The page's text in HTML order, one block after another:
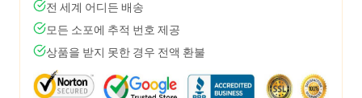
전 세계 어디든 배송
모든 소포에 추적 번호 제공
상품을 받지 못한 경우 전액 환불